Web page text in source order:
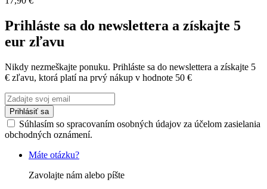
Prihláste sa do newslettera a získajte 5
eur zľavu
Nikdy nezmeškajte ponuku. Prihláste sa do newslettera a získajte 5
€ zľavu, ktorá platí na prvý nákup v hodnote 50 €
Prihlásiť sa
Súhlasím so spracovaním osobných údajov za účelom zasielania
obchodných oznámení.
Máte otázku?
Zavolajte nám alebo píšte